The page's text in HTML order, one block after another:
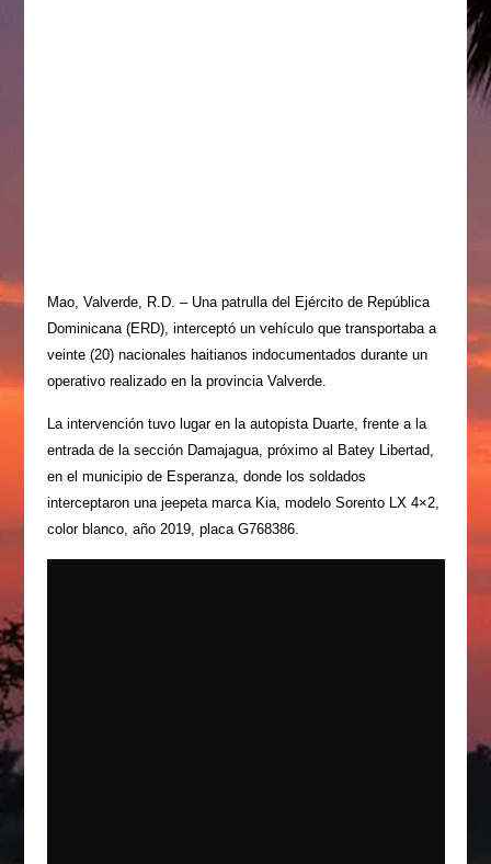
Mao, Valverde, R.D. – Una patrulla del Ejército de República
Dominicana (ERD), interceptó un vehículo que transportaba a
veinte (20) nacionales haitianos indocumentados durante un
operativo realizado en la provincia Valverde.
La intervención tuvo lugar en la autopista Duarte, frente a la
entrada de la sección Damajagua, próximo al Batey Libertad,
en el municipio de Esperanza, donde los soldados
interceptaron una jeepeta marca Kia, modelo Sorento LX 4×2,
color blanco, año 2019, placa G768386.